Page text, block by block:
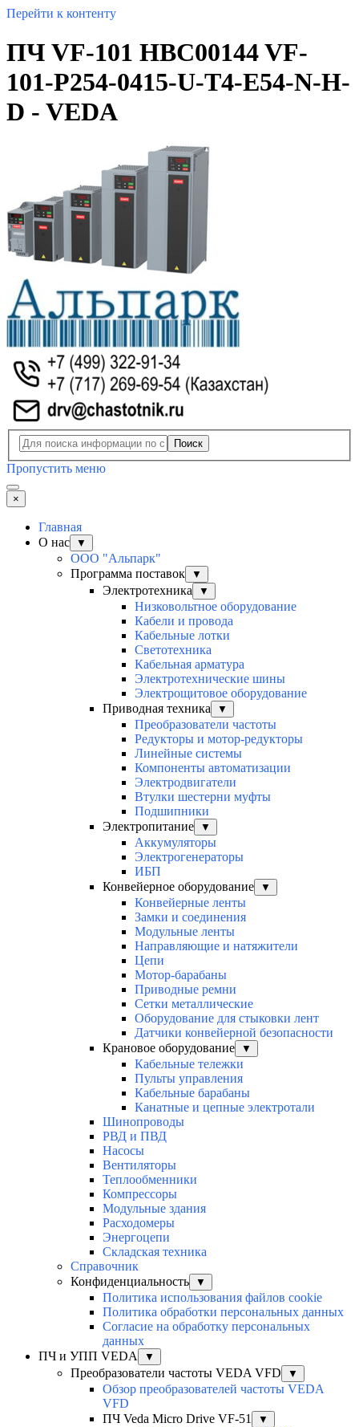
Перейти к контенту
ПЧ VF-101 HBC00144 VF-
101-P254-0415-U-T4-E54-N-H-
D - VEDA
Поиск
Пропустить меню
×
Главная
О нас
▼
ООО "Альпарк"
Программа поставок
▼
Электротехника ▼
Низковольтное оборудование
Кабели и провода
Кабельные лотки
Светотехника
Кабельная арматура
Электротехнические шины
Электрощитовое оборудование
Приводная техника
▼
Преобразователи частоты
Редукторы и мотор-редукторы
Линейные системы
Компоненты автоматизации
Электродвигатели
Втулки шестерни муфты
Подшипники
Электропитание
▼
Аккумуляторы
Электрогенераторы
ИБП
Конвейерное оборудование
▼
Конвейерные ленты
Замки и соединения
Модульные ленты
Направляющие и натяжители
Цепи
Мотор-барабаны
Приводные ремни
Сетки металлические
Оборудование для стыковки лент
Датчики конвейерной безопасности
Крановое оборудование
▼
Кабельные тележки
Пульты управления
Кабельные барабаны
Канатные и цепные электротали
Шинопроводы
РВД и ПВД
Насосы
Вентиляторы
Теплообменники
Компрессоры
Модульные здания
Расходомеры
Энергоцепи
Складская техника
Справочник
Конфиденциальность
▼
Политика использования файлов cookie
Политика обработки персональных данных
Согласие на обработку персональных
данных
ПЧ и УПП VEDA
▼
Преобразователи частоты VEDA VFD ▼
Обзор преобразователей частоты VEDA
VFD
ПЧ Veda Micro Drive VF-51
▼